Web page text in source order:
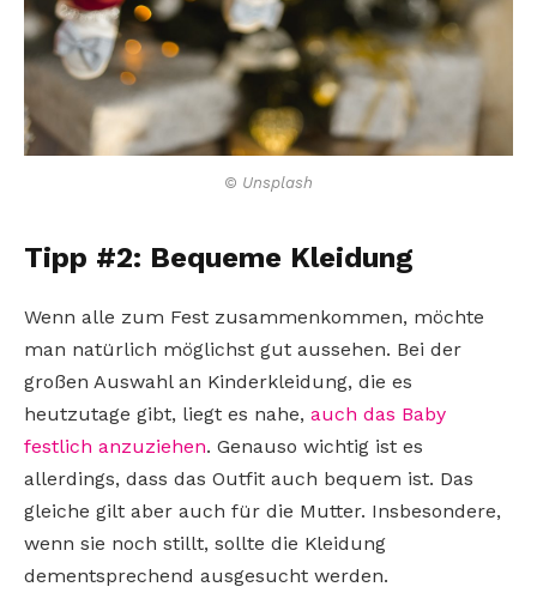
© Unsplash
Tipp #2: Bequeme Kleidung
Wenn alle zum Fest zusammenkommen, möchte
man natürlich möglichst gut aussehen. Bei der
großen Auswahl an Kinderkleidung, die es
heutzutage gibt, liegt es nahe, auch das Baby
festlich anzuziehen. Genauso wichtig ist es
allerdings, dass das Outfit auch bequem ist. Das
gleiche gilt aber auch für die Mutter. Insbesondere,
wenn sie noch stillt, sollte die Kleidung
dementsprechend ausgesucht werden.